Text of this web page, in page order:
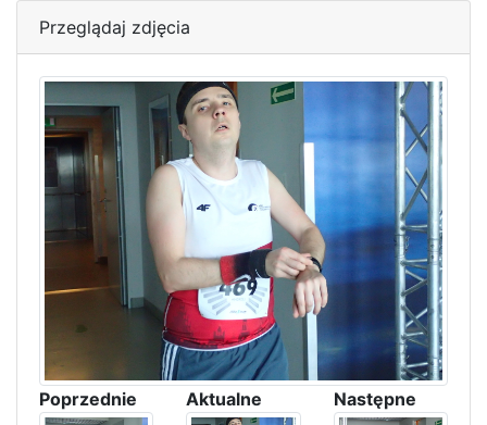
Przeglądaj zdjęcia
Poprzednie Aktualne Następne